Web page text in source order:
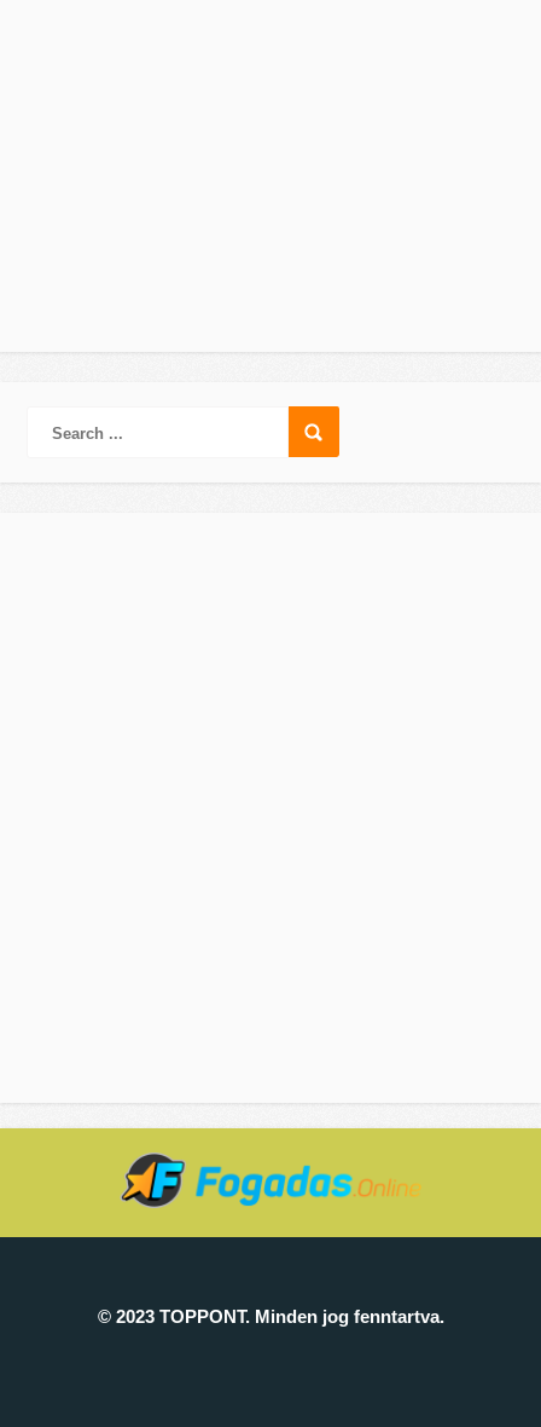
© 2023 TOPPONT. Minden jog fenntartva.